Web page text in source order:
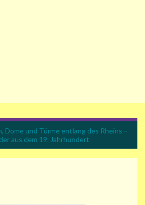
Dome und Türme entlang des Rheins –
aus dem 19. Jahrhundert